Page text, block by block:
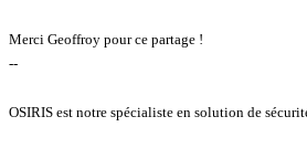
Merci Geoffroy pour ce partage !
--
OSIRIS est notre spécialiste en solution de